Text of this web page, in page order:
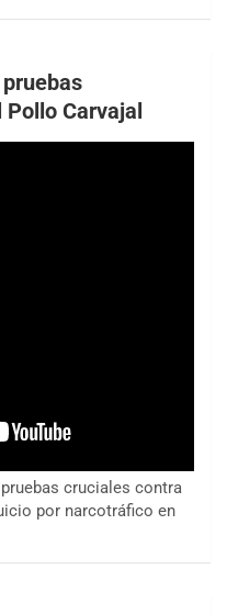
Carvajal
cruciales contra
por narcotráfico en